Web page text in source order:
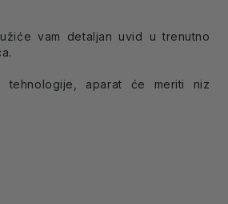
vam detaljan uvid u trenutno
tehnologije, aparat će meriti niz